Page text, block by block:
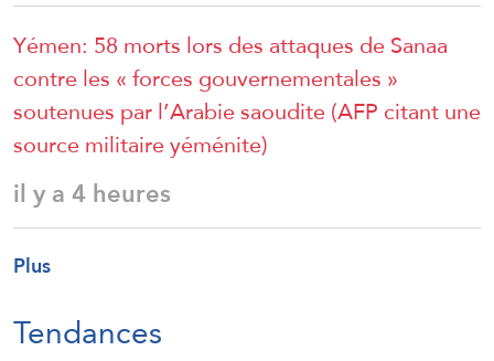
Yémen: 58 morts lors des attaques de Sanaa
contre les « forces gouvernementales »
soutenues par l’Arabie saoudite (AFP citant une
source militaire yéménite)
il y a 4 heures
Plus
Tendances